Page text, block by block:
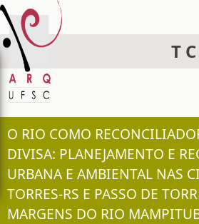
TC
O RIO COMO
DIVISA: PLANEJAMENTO E
URBANA E AMBIENTAL NAS
TORRES-RS E PASSO DE
MARGENS DO RIO